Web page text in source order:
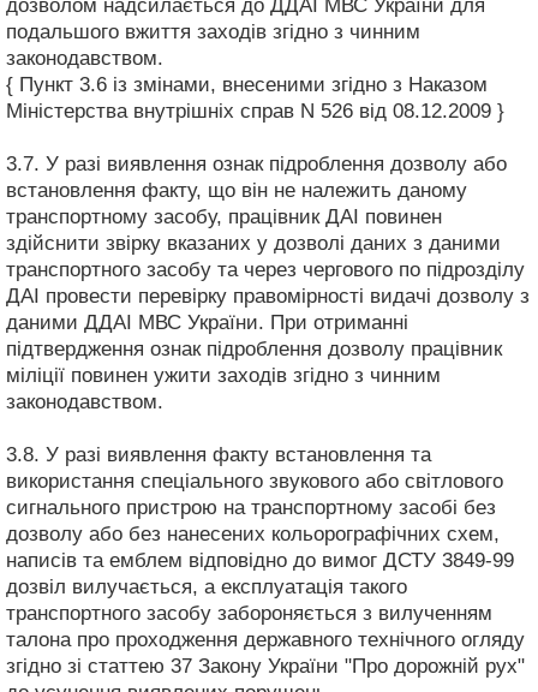
дозволом надсилається до ДДАІ МВС України для
подальшого вжиття заходів згідно з чинним
законодавством.
{ Пункт 3.6 із змінами, внесеними згідно з Наказом
Міністерства внутрішніх справ N 526 від 08.12.2009 }
3.7. У разі виявлення ознак підроблення дозволу або
встановлення факту, що він не належить даному
транспортному засобу, працівник ДАІ повинен
здійснити звірку вказаних у дозволі даних з даними
транспортного засобу та через чергового по підрозділу
ДАІ провести перевірку правомірності видачі дозволу з
даними ДДАІ МВС України. При отриманні
підтвердження ознак підроблення дозволу працівник
міліції повинен ужити заходів згідно з чинним
законодавством.
3.8. У разі виявлення факту встановлення та
використання спеціального звукового або світлового
сигнального пристрою на транспортному засобі без
дозволу або без нанесених кольорографічних схем,
написів та емблем відповідно до вимог ДСТУ 3849-99
дозвіл вилучається, а експлуатація такого
транспортного засобу забороняється з вилученням
талона про проходження державного технічного огляду
згідно зі статтею 37 Закону України "Про дорожній рух"